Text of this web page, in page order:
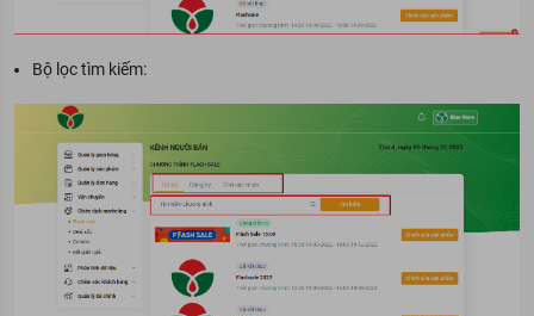
Bộ lọc tìm kiếm: